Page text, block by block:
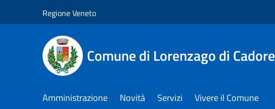
Regione Veneto
Comune di Lorenzago di Cadore
Amministrazione Novità Servizi Vivere il Comune